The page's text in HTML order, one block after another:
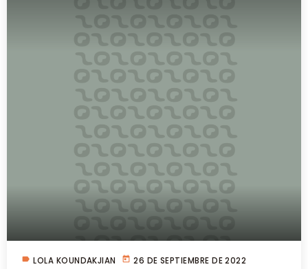
label LOLA KOUNDAKJIAN today 26 DE SEPTIEMBRE DE 2022